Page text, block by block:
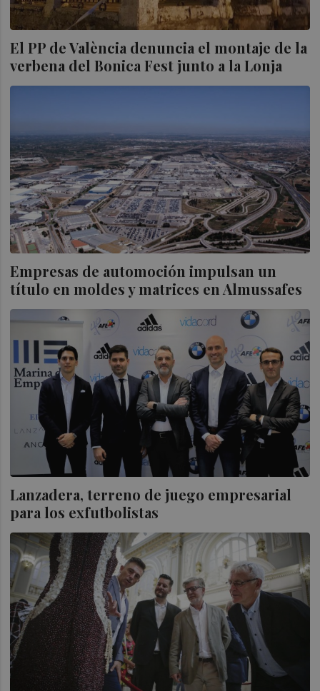
El PP de València denuncia el montaje de la
verbena del Bonica Fest junto a la Lonja
Empresas de automoción impulsan un
título en moldes y matrices en Almussafes
Lanzadera, terreno de juego empresarial
para los exfutbolistas